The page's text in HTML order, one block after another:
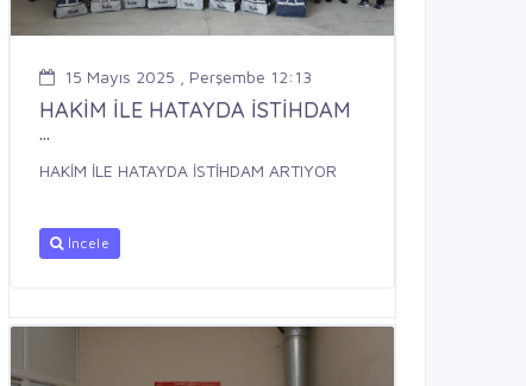
15 Mayıs 2025 , Perşembe 12:13
HAKİM İLE HATAYDA İSTİHDAM
...
HAKİM İLE HATAYDA İSTİHDAM ARTIYOR
İncele